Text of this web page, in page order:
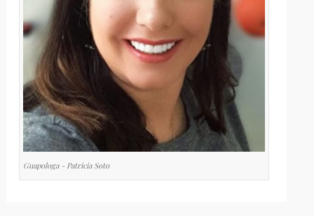
Guapologa - Patricia Soto